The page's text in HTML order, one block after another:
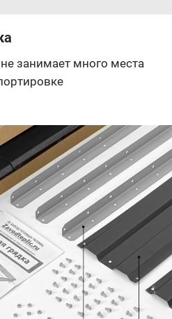
занимает много места